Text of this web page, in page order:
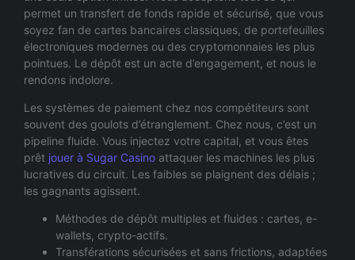
permet un transfert de fonds rapide et sécurisé, que vous
soyez fan de cartes bancaires classiques, de portefeuilles
électroniques modernes ou des cryptomonnaies les plus
pointues. Le dépôt est un acte d’engagement, et nous le
rendons indolore.
Les systèmes de paiement chez nos compétiteurs sont
souvent des goulots d’étranglement. Chez nous, c’est un
pipeline fluide. Vous injectez votre capital, et vous êtes
prêt jouer à Sugar Casino attaquer les machines les plus
lucratives du circuit. Les faibles se plaignent des délais ;
les gagnants agissent.
Méthodes de dépôt multiples et fluides : cartes, e-
wallets, crypto-actifs.
Transférations sécurisées et sans frictions, adaptées